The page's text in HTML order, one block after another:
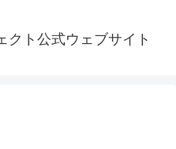
クト公式ウェブサイト